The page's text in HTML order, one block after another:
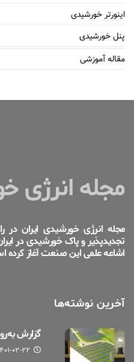
اینورتر خورشیدی
پنل خورشیدی
مقاله آموزشی
مجله انرژی
مجله انرژی خورشیدی ایران
تجدیدپذیر و پاک خورشیدی در
اشاعه علمی این صنعت آغاز کرده
آخرین نوشته‌ها
گزارش
۱۴۰۱-۰۲-